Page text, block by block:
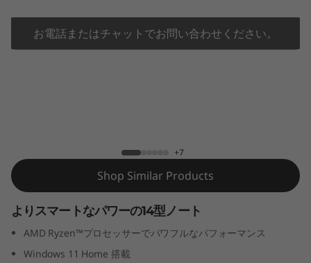
G
e
n
9
お電話またはチャットでお問い合わせください。
+7
Shop Similar Products
よりスマートなパワーの14型ノート
AMD Ryzen™プロセッサーでパワフルなパフォーマンス
Windows 11 Home 搭載